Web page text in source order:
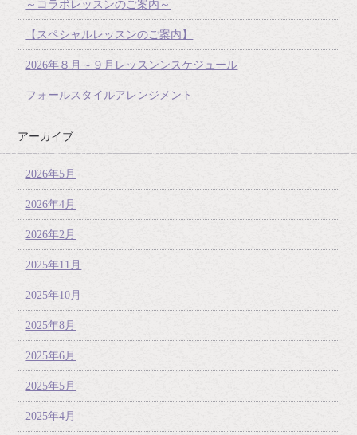
～コラボレッスンのご案内～
【スペシャルレッスンのご案内】
2026年８月～９月レッスンンスケジュール
フォールスタイルアレンジメント
アーカイブ
2026年5月
2026年4月
2026年2月
2025年11月
2025年10月
2025年8月
2025年6月
2025年5月
2025年4月